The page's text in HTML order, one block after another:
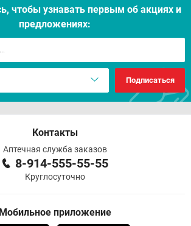
чтобы узнавать первым об акцияx и
предложениях:
Подписаться
Контакты
Аптечная служба заказов
8-914-555-55-55
Круглосуточно
Мобильное приложение